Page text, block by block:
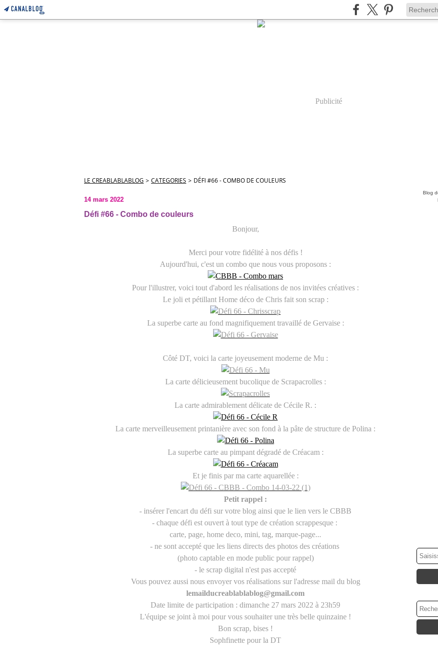
Publicité
LE CREABLABLABLOG > CATEGORIES > DÉFI #66 - COMBO DE COULEURS
14 mars 2022
Défi #66 - Combo de couleurs
Bonjour,
Merci pour votre fidélité à nos défis !
Aujourd'hui, c'est un combo que nous vous proposons :
Pour l'illustrer, voici tout d'abord les réalisations de nos invitées créatives :
Le joli et pétillant Home déco de Chris fait son scrap :
La superbe carte au fond magnifiquement travaillé de Gervaise :
Côté DT, voici la carte joyeusement moderne de Mu :
La carte délicieusement bucolique de Scrapacrolles :
La carte admirablement délicate de Cécile R. :
La carte merveilleusement printanière avec son fond à la pâte de structure de Polina :
La superbe carte au pimpant dégradé de Créacam :
Et je finis par ma carte aquarellée :
Petit rappel :
- insérer l'encart du défi sur votre blog ainsi que le lien vers le CBBB
- chaque défi est ouvert à tout type de création scrappesque :
carte, page, home deco, mini, tag, marque-page...
- ne sont accepté que les liens directs des photos des créations
(photo captable en mode public pour rappel)
- le scrap digital n'est pas accepté
Vous pouvez aussi nous envoyer vos réalisations sur l'adresse mail du blog
lemailducreablablablog@gmail.com
Date limite de participation : dimanche 27 mars 2022 à 23h59
L'équipe se joint à moi pour vous souhaiter une très belle quinzaine !
Bon scrap, bises !
Sophfinette pour la DT
Blog